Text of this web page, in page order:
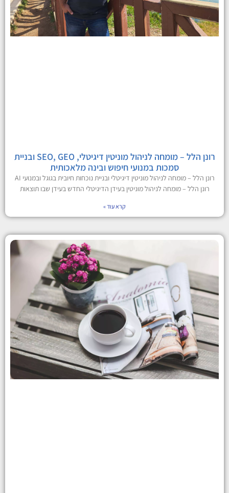
רונן הלל – מומחה לניהול מוניטין דיגיטלי, SEO, GEO ובניית
סמכות במנועי חיפוש ובינה מלאכותית
רונן הלל – מומחה לניהול מוניטין דיגיטלי ובניית נוכחות חיובית בגוגל ובמנועי AI
רונן הלל – מומחה לניהול מוניטין בעידן הדיגיטלי החדש בעידן שבו תוצאות
קרא עוד »